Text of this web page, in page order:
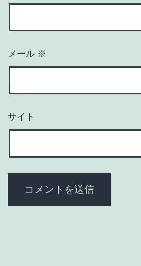
メール ※
サイト